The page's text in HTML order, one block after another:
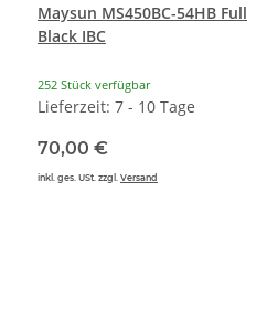
Maysun MS450BC-54HB Full
Black IBC
252 Stück verfügbar
Lieferzeit: 7 - 10 Tage
70,00 €
inkl. ges. USt. zzgl. Versand